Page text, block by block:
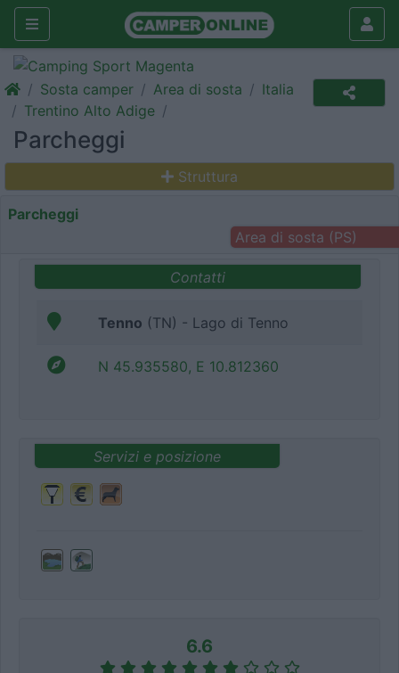
Sosta camper Area di sosta
Italia
Trentino Alto Adige
Parcheggi
Struttura
Parcheggi
Area di sosta (PS)
Contatti
Tenno (TN) - Lago di Tenno
N 45.935580, E 10.812360
Servizi e posizione
6.6